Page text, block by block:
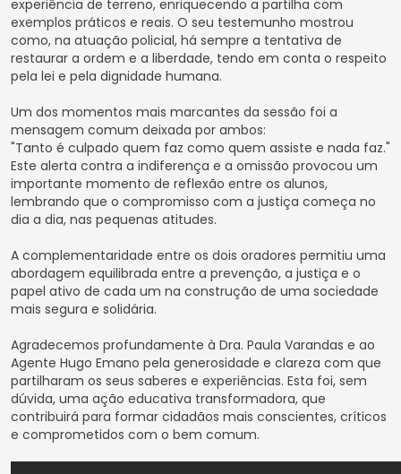
experiência de terreno, enriquecendo a partilha com
exemplos práticos e reais. O seu testemunho mostrou
como, na atuação policial, há sempre a tentativa de
restaurar a ordem e a liberdade, tendo em conta o respeito
pela lei e pela dignidade humana.
Um dos momentos mais marcantes da sessão foi a
mensagem comum deixada por ambos:
"Tanto é culpado quem faz como quem assiste e nada faz."
Este alerta contra a indiferença e a omissão provocou um
importante momento de reflexão entre os alunos,
lembrando que o compromisso com a justiça começa no
dia a dia, nas pequenas atitudes.
A complementaridade entre os dois oradores permitiu uma
abordagem equilibrada entre a prevenção, a justiça e o
papel ativo de cada um na construção de uma sociedade
mais segura e solidária.
Agradecemos profundamente à Dra. Paula Varandas e ao
Agente Hugo Emano pela generosidade e clareza com que
partilharam os seus saberes e experiências. Esta foi, sem
dúvida, uma ação educativa transformadora, que
contribuirá para formar cidadãos mais conscientes, críticos
e comprometidos com o bem comum.